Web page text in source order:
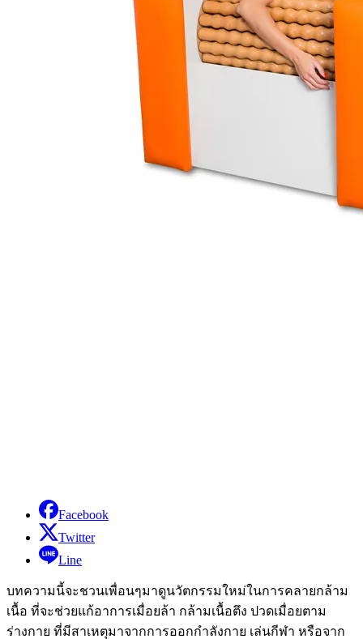
Facebook
Twitter
Line
บทความนี้จะชวนเพื่อนๆมาดูนวัตกรรมใหม่ในการคลายกล้าม
เนื้อ ที่จะช่วยแก้อาการเมื่อยล้า กล้ามเนื้อตึง ปวดเมื่อยตาม
ร่างกาย ที่มีสาเหตุมาจากการออกกำลังกาย เล่นกีฬา หรือจาก